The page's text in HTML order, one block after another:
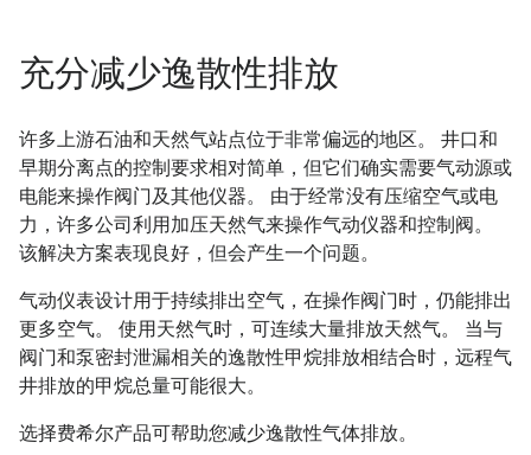
充分减少逸散性排放
许多上游石油和天然气站点位于非常偏远的地区。 井口和
早期分离点的控制要求相对简单，但它们确实需要气动源或
电能来操作阀门及其他仪器。 由于经常没有压缩空气或电
力，许多公司利用加压天然气来操作气动仪器和控制阀。
该解决方案表现良好，但会产生一个问题。
气动仪表设计用于持续排出空气，在操作阀门时，仍能排出
更多空气。 使用天然气时，可连续大量排放天然气。 当与
阀门和泵密封泄漏相关的逸散性甲烷排放相结合时，远程气
井排放的甲烷总量可能很大。
选择费希尔产品可帮助您减少逸散性气体排放。